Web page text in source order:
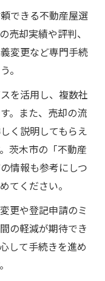
できる不動産屋選
売却実績や評判、
変更など専門手続
。
を活用し、複数社
。また、売却の流
く説明してもらえ
茨木市の「不動産
情報も参考にしつ
てください。
更や登記申請のミ
の軽減が期待でき
して手続きを進め